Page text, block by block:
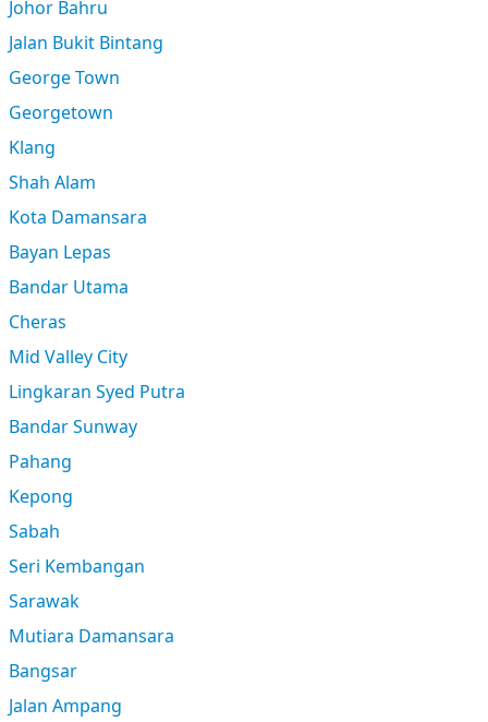
Johor Bahru
Jalan Bukit Bintang
George Town
Georgetown
Klang
Shah Alam
Kota Damansara
Bayan Lepas
Bandar Utama
Cheras
Mid Valley City
Lingkaran Syed Putra
Bandar Sunway
Pahang
Kepong
Sabah
Seri Kembangan
Sarawak
Mutiara Damansara
Bangsar
Jalan Ampang